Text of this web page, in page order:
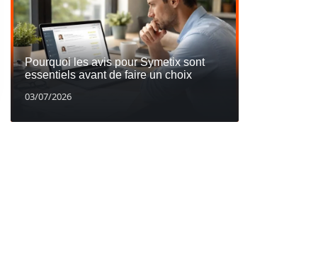
Pourquoi les avis pour Symetix sont
essentiels avant de faire un choix
03/07/2026